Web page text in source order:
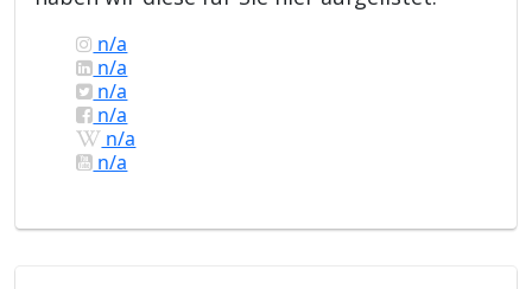
n/a
n/a
n/a
n/a
n/a
n/a